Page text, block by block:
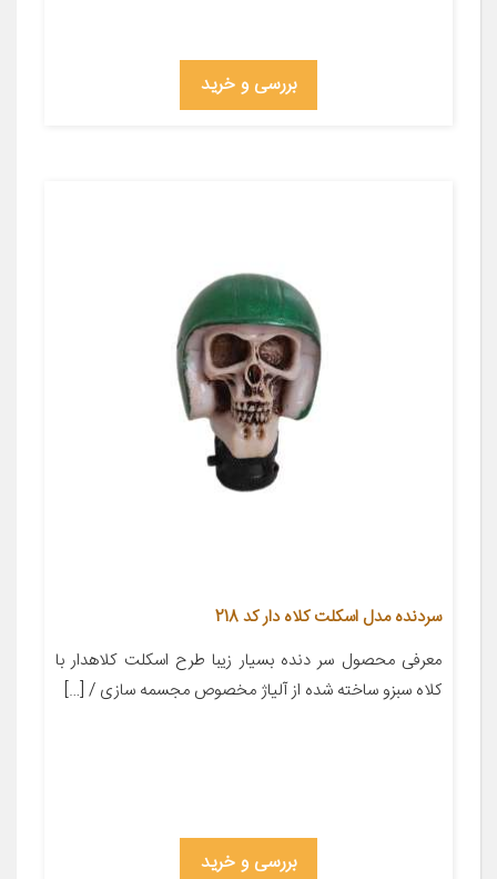
بررسی و خرید
سردنده مدل اسکلت کلاه دار کد 218
معرفی محصول سر دنده بسیار زیبا طرح اسکلت کلاهدار با
کلاه سبزو ساخته شده از آلیاژ مخصوص مجسمه سازی / […]
بررسی و خرید